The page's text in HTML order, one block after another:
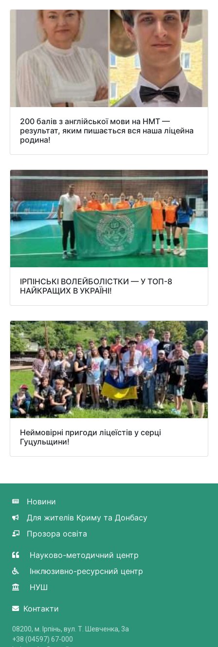
200 балів з англійської мови на НМТ —
результат, яким пишається вся наша ліцейна
родина!
ІРПІНСЬКІ ВОЛЕЙБОЛІСТКИ — У ТОП-8
НАЙКРАЩИХ В УКРАЇНІ!
Неймовірні пригоди ліцеїстів у серці
Гуцульщини!
Новини
Для жителів Криму та Донбасу
Прозора освіта
Науково-методичний центр
Інклюзивно-ресурсний центр
НУШ
Контакти
08200, м. Ірпінь, вул. Т. Шевченка, 3a
+38 (04597) 67-000